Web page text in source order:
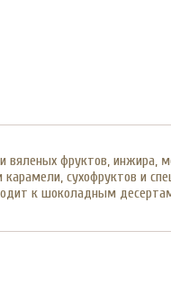
фруктов, инжира,
сухофруктов и
к шоколадным